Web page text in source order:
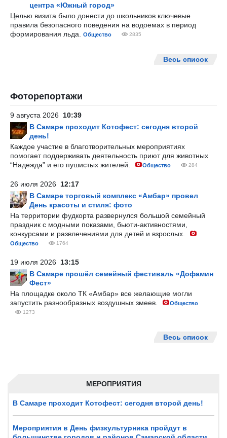
МЕРОПРИЯТИЯ
В Самаре проходит Котофест: сегодня второй день!
Мероприятия в День физкультурника пройдут в
центра «Южный город»
Целью визита было донести до школьников ключевые
правила безопасного поведения на водоемах в период
формирования льда.
Общество 2835
Весь список
Фоторепортажи
9 августа 2026 10:39
В Самаре проходит Котофест: сегодня второй
день!
Каждое участие в благотворительных мероприятиях
помогает поддерживать деятельность приют для животных
“Надежда” и его пушистых жителей.
Общество 284
26 июля 2026 12:17
В Самаре торговый комплекс «Амбар» провел
День красоты и стиля: фото
На территории фудкорта развернулся большой семейный
праздник с модными показами, бьюти-активностями,
конкурсами и развлечениями для детей и взрослых.
Общество 1764
19 июля 2026 13:15
В Самаре прошёл семейный фестиваль «Дофамин
Фест»
На площадке около ТК «Амбар» все желающие могли
запустить разнообразных воздушных змеев.
Общество
1273
Весь список